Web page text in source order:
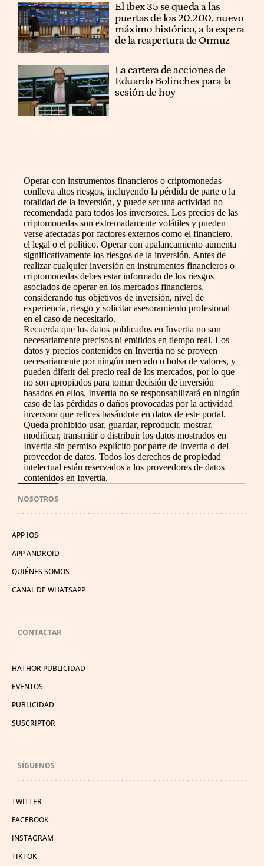
El Ibex 35 se queda a las
puertas de los 20.200, nuevo
máximo histórico, a la espera
de la reapertura de Ormuz
La cartera de acciones de
Eduardo Bolinches para la
sesión de hoy
Operar con instrumentos financieros o criptomonedas
conlleva altos riesgos, incluyendo la pérdida de parte o la
totalidad de la inversión, y puede ser una actividad no
recomendada para todos los inversores. Los precios de las
criptomonedas son extremadamente volátiles y pueden
verse afectadas por factores externos como el financiero,
el legal o el político. Operar con apalancamiento aumenta
significativamente los riesgos de la inversión. Antes de
realizar cualquier inversión en instrumentos financieros o
criptomonedas debes estar informado de los riesgos
asociados de operar en los mercados financieros,
considerando tus objetivos de inversión, nivel de
experiencia, riesgo y solicitar asesoramiento profesional
en el caso de necesitarlo.
Recuerda que los datos publicados en Invertia no son
necesariamente precisos ni emitidos en tiempo real. Los
datos y precios contenidos en Invertia no se proveen
necesariamente por ningún mercado o bolsa de valores, y
pueden diferir del precio real de los mercados, por lo que
no son apropiados para tomar decisión de inversión
basados en ellos. Invertia no se responsabilizará en ningún
caso de las pérdidas o daños provocadas por la actividad
inversora que relices basándote en datos de este portal.
Queda prohibido usar, guardar, reproducir, mostrar,
modificar, transmitir o distribuir los datos mostrados en
Invertia sin permiso explícito por parte de Invertia o del
proveedor de datos. Todos los derechos de propiedad
intelectual están reservados a los proveedores de datos
contenidos en Invertia.
NOSOTROS
APP IOS
APP ANDROID
QUIÉNES SOMOS
CANAL DE WHATSAPP
CONTACTAR
HATHOR PUBLICIDAD
EVENTOS
PUBLICIDAD
SUSCRIPTOR
SÍGUENOS
TWITTER
FACEBOOK
INSTAGRAM
TIKTOK